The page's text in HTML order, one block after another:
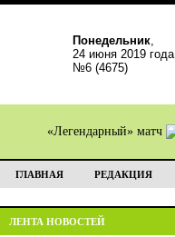
Понедельник,
24 июня 2019 года
№6 (4675)
«Легендарный» матч
ГЛАВНАЯ РЕДАКЦИЯ
ЛЕНТА НОВОСТЕЙ